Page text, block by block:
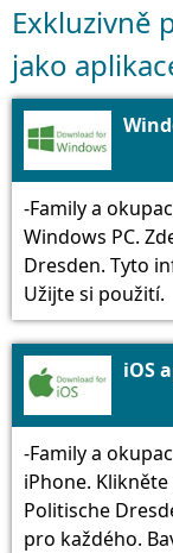
Exkluzivně
jako
-Family a
Windows PC.
Dresden. Tyto
Užijte si použití.
iOS
-Family a
iPhone.
Politische
pro každého.